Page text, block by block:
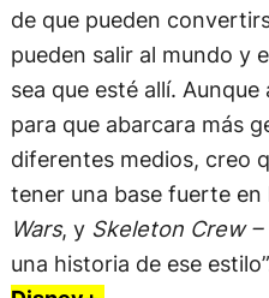
de que pueden
pueden salir al mundo y
sea que esté allí.
para que abarcara más
diferentes medios, creo
tener una base fuerte en
Wars, ySkeleton Crew –
una historia de ese